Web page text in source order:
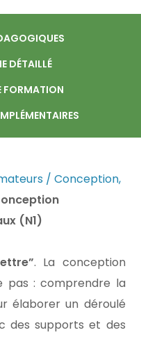
DÉTAILLÉ
FORMATION
/ Conception,
(N1)
. La conception
pas : comprendre la
élaborer un déroulé
des supports et des